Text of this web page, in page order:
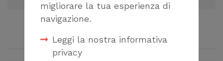
migliorare la tua esperienza di
navigazione.
Leggi la nostra informativa
privacy
CORSI CORRELATI